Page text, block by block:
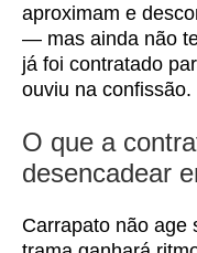
aproximam e
— mas ainda não
já foi contratado
ouviu na confissão.
O que a
desencadear
Carrapato não age